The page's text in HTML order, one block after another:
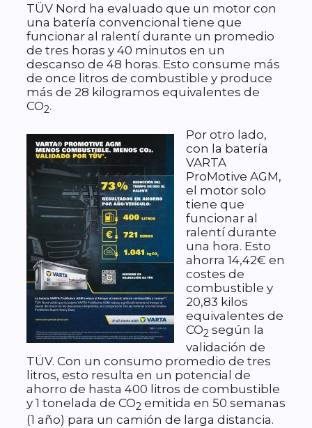
TÜV Nord ha evaluado que un motor con
una batería convencional tiene que
funcionar al ralentí durante un promedio
de tres horas y 40 minutos en un
descanso de 48 horas. Esto consume más
de once litros de combustible y produce
más de 28 kilogramos equivalentes de
CO2.
Por otro lado,
con la batería
VARTA
ProMotive AGM,
el motor solo
tiene que
funcionar al
ralentí durante
una hora. Esto
ahorra 14,42€ en
costes de
combustible y
20,83 kilos
equivalentes de
CO2 según la
validación de
TÜV. Con un consumo promedio de tres
litros, esto resulta en un potencial de
ahorro de hasta 400 litros de combustible
y 1 tonelada de CO2 emitida en 50 semanas
(1 año) para un camión de larga distancia.